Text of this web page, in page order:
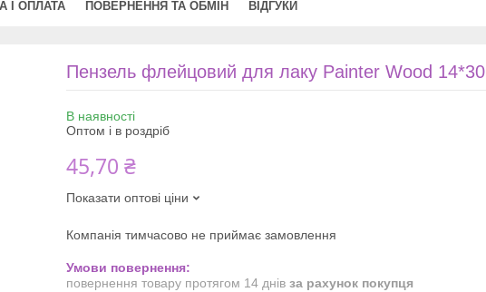
І ОПЛАТА ПОВЕРНЕННЯ ТА ОБМІН ВІДГУКИ
Пензель флейцовий для лаку Painter Wood 14*30
В наявності
Оптом і в роздріб
45,70 ₴
Показати оптові ціни
Компанія тимчасово не приймає замовлення
повернення товару протягом 14 днів за рахунок покупця